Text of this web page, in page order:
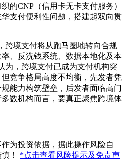
的CNP（信用卡无卡支付服务）
支付便利性问题，搭建起双向贯
跨境支付将从跑马圈地转向合规
、反洗钱系统、数据本地化及本
为，跨境支付已成为支付机构突
竞争格局高度不均衡，先发者凭
能力构筑壁垒，后发者面临高门
数机构而言，要真正聚焦跨境体
为投资依据，据此操作风险自
！ *点击查看风险提示及免责声